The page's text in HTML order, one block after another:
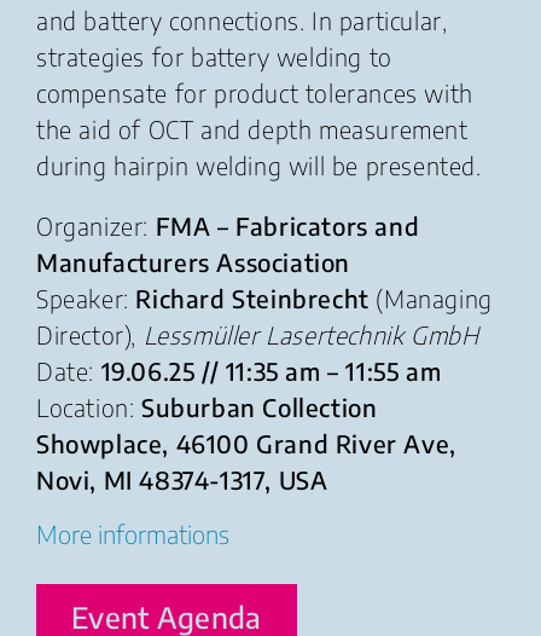
and battery connections. In particular,
strategies for battery welding to
compensate for product tolerances with
the aid of OCT and depth measurement
during hairpin welding will be presented.
Organizer: FMA – Fabricators and
Manufacturers Association
Speaker: Richard Steinbrecht (Managing
Director), Lessmüller Lasertechnik GmbH
Date: 19.06.25 // 11:35 am – 11:55 am
Location: Suburban Collection
Showplace, 46100 Grand River Ave,
Novi, MI 48374-1317, USA
More informations
Event Agenda